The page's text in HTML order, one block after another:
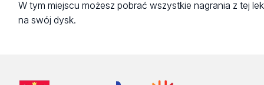
W tym miejscu możesz pobrać wszystkie nagrania z tej
na swój dysk.